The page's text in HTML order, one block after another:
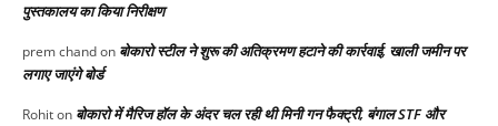
पुस्तकालय का किया निरीक्षण
prem chandon बोकारो स्टील ने शुरू की अतिक्रमण हटाने की कार्रवाई, खाली जमीन पर
लगाए जाएंगे बोर्ड
Rohiton बोकारो में मैरिज हॉल के अंदर चल रही थी मिनी गन फैक्ट्री, बंगाल STF और